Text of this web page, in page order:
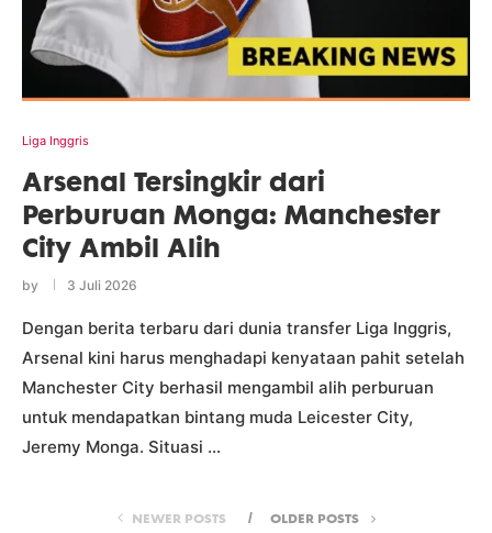
Liga Inggris
Arsenal Tersingkir dari
Perburuan Monga: Manchester
City Ambil Alih
by 3 Juli 2026
Dengan berita terbaru dari dunia transfer Liga Inggris,
Arsenal kini harus menghadapi kenyataan pahit setelah
Manchester City berhasil mengambil alih perburuan
untuk mendapatkan bintang muda Leicester City,
Jeremy Monga. Situasi …
NEWER POSTS OLDER POSTS